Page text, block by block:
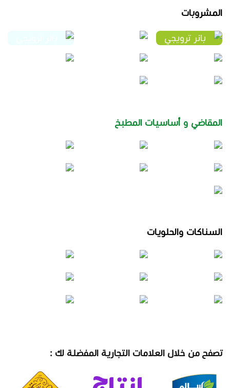
المشروبات
المقاضي و أساسيات المطبخ
السناكات والحلويات
تصفح من خلال العلامات التجارية المفضلة لك :